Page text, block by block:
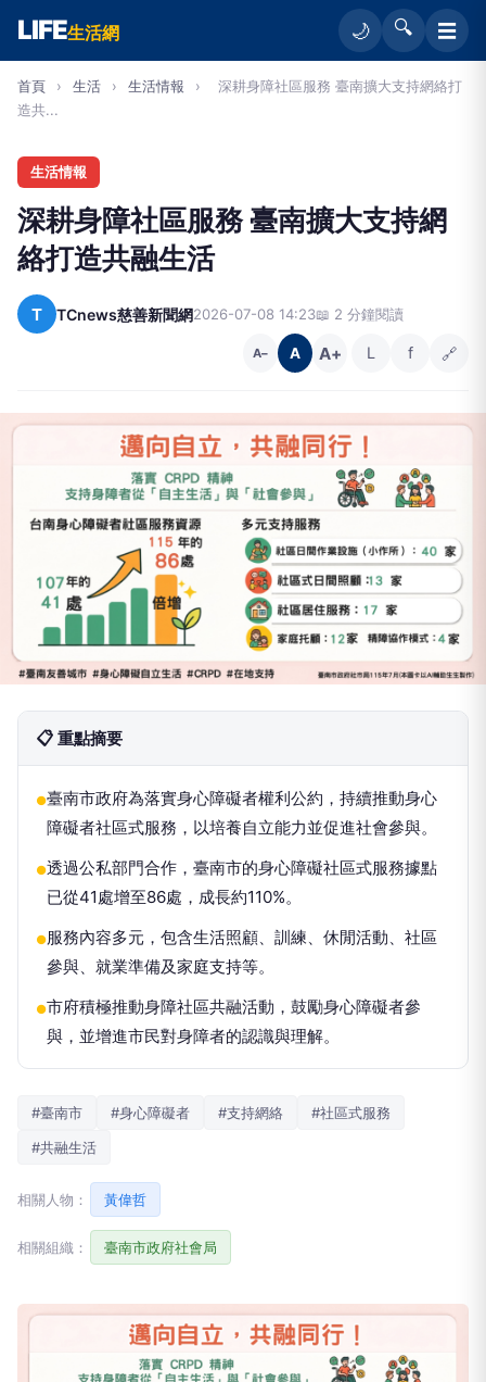
LIFE生活網 🌙 🔍 ☰
首頁 › 生活 › 生活情報 ›
深耕身障社區服務 臺南擴大支持網絡打
造共...
生活情報
深耕身障社區服務 臺南擴大支持網
絡打造共融生活
T TCnews慈善新聞網2026-07-08 14:23📖 2 分鐘閱讀
A− A A+ L f 🔗
📋 重點摘要
●臺南市政府為落實身心障礙者權利公約，持續推動身心
障礙者社區式服務，以培養自立能力並促進社會參與。
●透過公私部門合作，臺南市的身心障礙社區式服務據點
已從41處增至86處，成長約110%。
●服務內容多元，包含生活照顧、訓練、休閒活動、社區
參與、就業準備及家庭支持等。
●市府積極推動身障社區共融活動，鼓勵身心障礙者參
與，並增進市民對身障者的認識與理解。
#臺南市 #身心障礙者 #支持網絡
#社區式服務
#共融生活
相關人物： 黃偉哲
相關組織： 臺南市政府社會局